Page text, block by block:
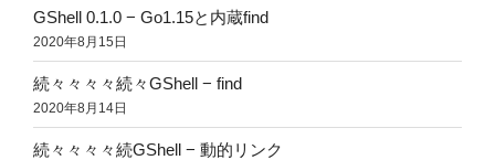
GShell 0.1.0 − Go1.15と内蔵find
2020年8月15日
続々々々々続々GShell − find
2020年8月14日
続々々々々続GShell − 動的リンク